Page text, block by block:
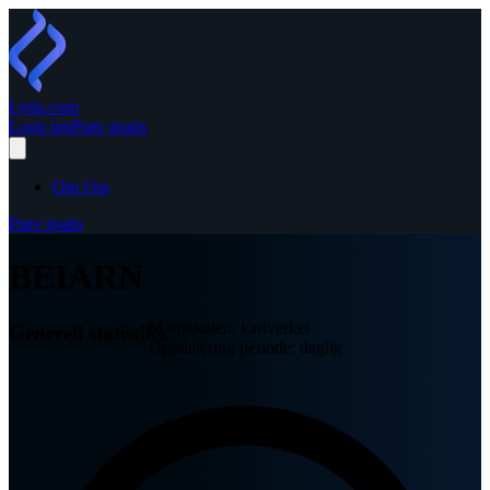
Lytix.com
Logg innPrøv gratis
Om Oss
Prøv gratis
Matrikkelen, kartverket
Oppdatering periode: daglig